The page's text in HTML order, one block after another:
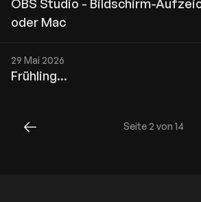
OBS Studio - Bildschirm-
oder Mac
29 Mai 2026
Frühling...
Seite 2 von 14